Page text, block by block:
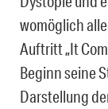
womöglich
Auftritt „It
Beginn seine
Darstellung